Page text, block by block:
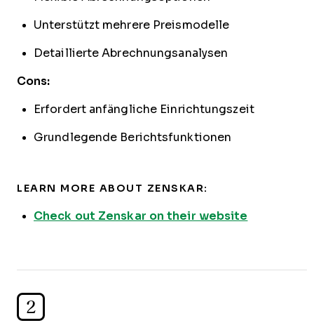
Unterstützt mehrere Preismodelle
Detaillierte Abrechnungsanalysen
Cons:
Erfordert anfängliche Einrichtungszeit
Grundlegende Berichtsfunktionen
LEARN MORE ABOUT ZENSKAR:
Check out Zenskar on their website
2